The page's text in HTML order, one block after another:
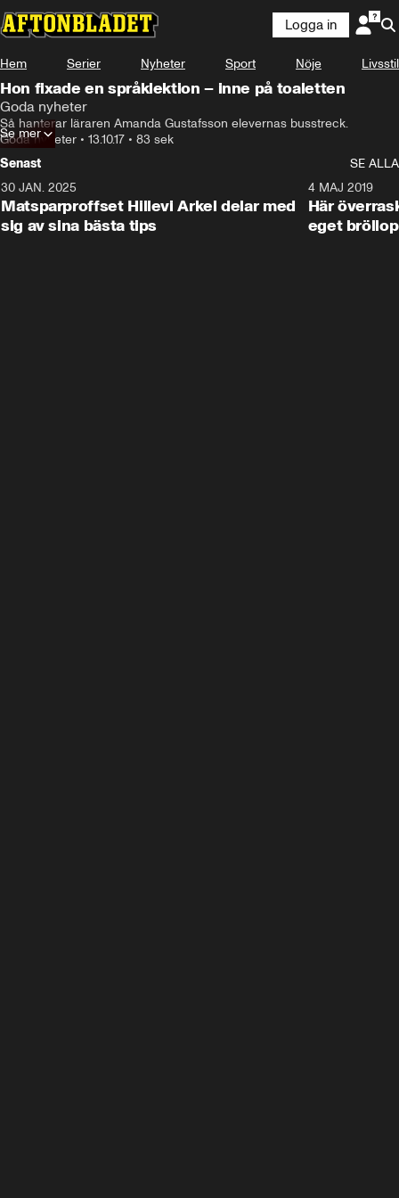
Logga in
Hem Serier Nyheter Sport Nöje Livsstil
Hon fixade en språklektion – inne på toaletten
Goda nyheter
Så hanterar läraren Amanda Gustafsson elevernas busstreck.
Goda nyheter • 13.10.17 • 83 sek
Se mer
Senast
SE ALLA
30 JAN. 2025
Matsparproffset Hillevi Arkel delar med
sig av sina bästa tips
4 MAJ 2019
Här
eget bröllop